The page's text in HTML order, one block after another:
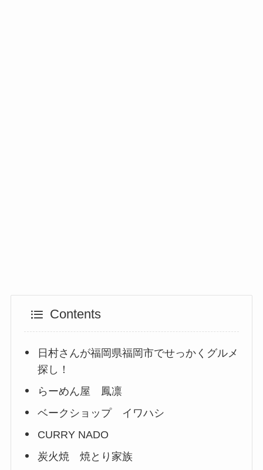
Contents
日村さんが福岡県福岡市でせっかくグルメ
探し！
らーめん屋 鳳凛
ベークショップ イワハシ
CURRY NADO
炭火焼 焼とり家族